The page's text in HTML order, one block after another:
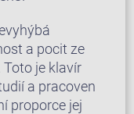
a pocit ze
je klavír
a pracoven
proporce jej